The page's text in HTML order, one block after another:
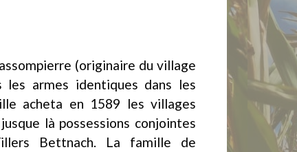
(originaire du village
les armes identiques dans les
acheta en 1589 les villages
là possessions conjointes
Bettnach. La famille de